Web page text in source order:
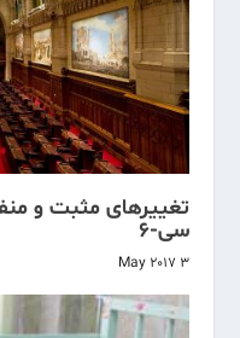
تغییرهای مثبت و
سی-۶
3 May 2017